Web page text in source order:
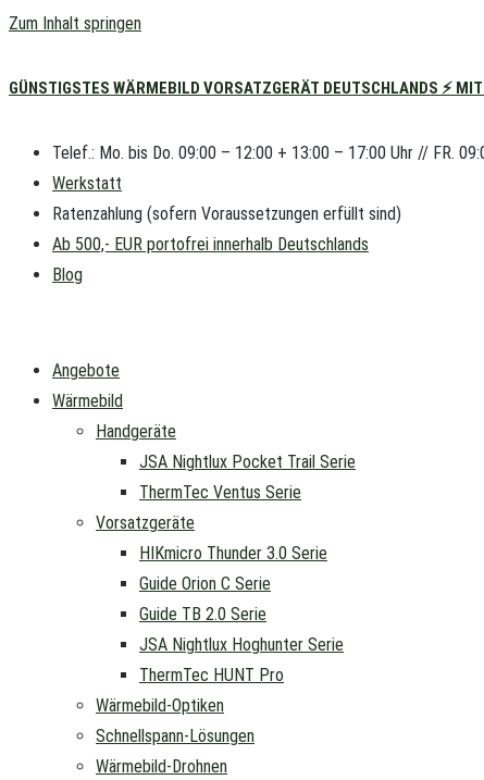
Zum Inhalt springen
GÜNSTIGSTES WÄRMEBILD VORSATZGERÄT DEUTSCHLANDS ⚡
Telef.: Mo. bis Do. 09:00 – 12:00 + 13:00 – 17:00 Uhr // FR.
Werkstatt
Ratenzahlung (sofern Voraussetzungen erfüllt sind)
Ab 500,- EUR portofrei innerhalb Deutschlands
Blog
Angebote
Wärmebild
Handgeräte
JSA Nightlux Pocket Trail Serie
ThermTec Ventus Serie
Vorsatzgeräte
HIKmicro Thunder 3.0 Serie
Guide Orion C Serie
Guide TB 2.0 Serie
JSA Nightlux Hoghunter Serie
ThermTec HUNT Pro
Wärmebild-Optiken
Schnellspann-Lösungen
Wärmebild-Drohnen